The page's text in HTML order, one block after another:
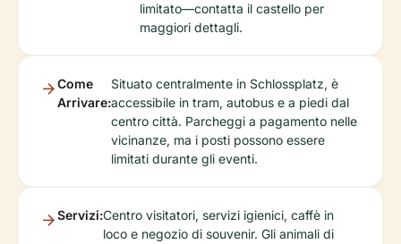
limitato—contatta il castello per
maggiori dettagli.
Come
Arrivare:
Situato centralmente in Schlossplatz, è
accessibile in tram, autobus e a piedi dal
centro città. Parcheggi a pagamento nelle
vicinanze, ma i posti possono essere
limitati durante gli eventi.
Servizi:Centro visitatori, servizi igienici, caffè in
loco e negozio di souvenir. Gli animali di